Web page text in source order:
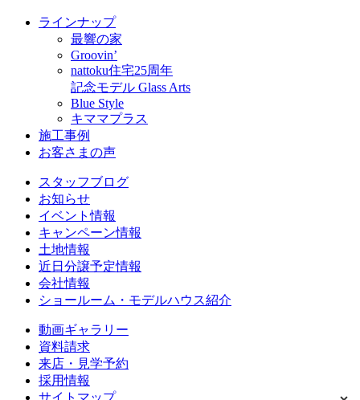
ラインナップ
最響の家
Groovin’
nattoku住宅25周年
記念モデル Glass Arts
Blue Style
キママプラス
施工事例
お客さまの声
スタッフブログ
お知らせ
イベント情報
キャンペーン情報
土地情報
近日分譲予定情報
会社情報
ショールーム・モデルハウス紹介
動画ギャラリー
資料請求
来店・見学予約
採用情報
サイトマップ